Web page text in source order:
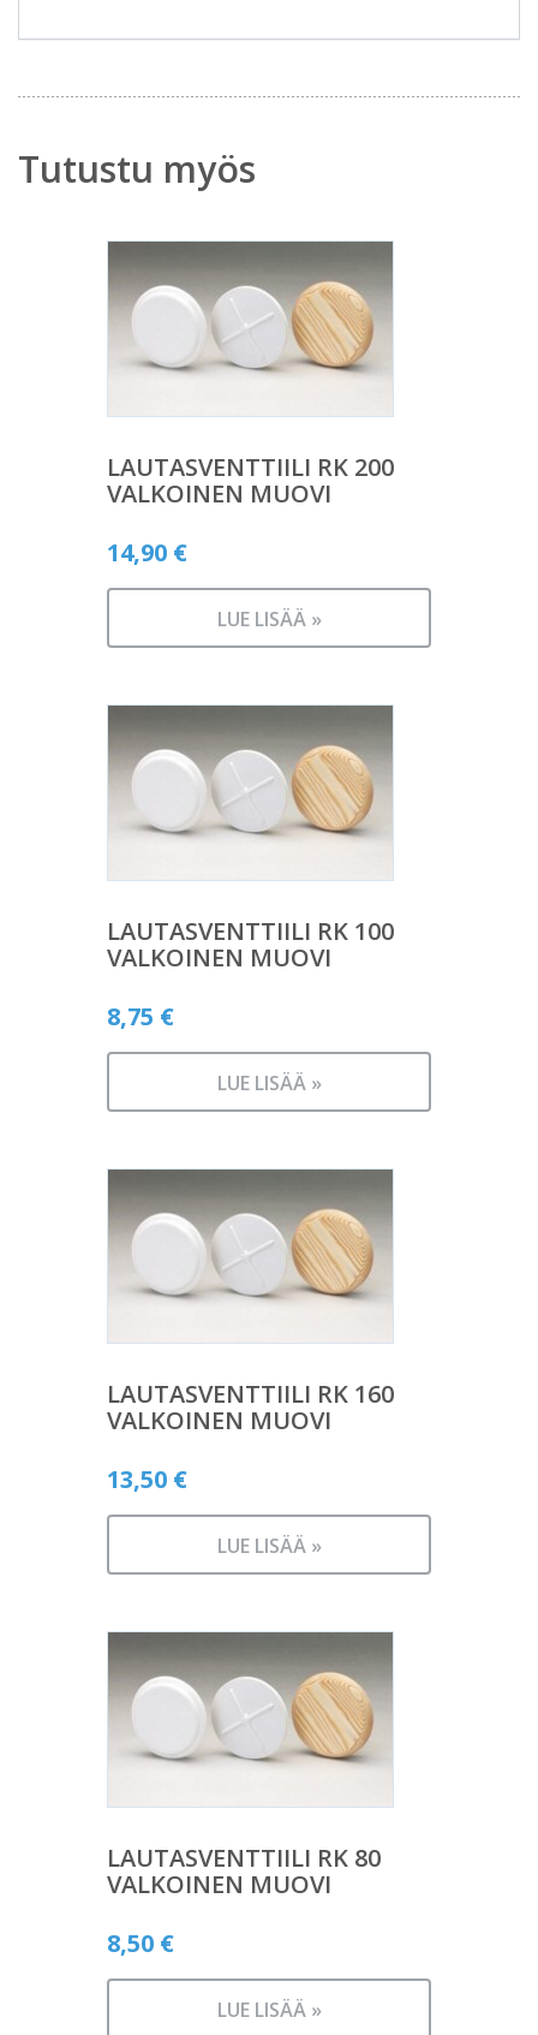
Tutustu myös
LAUTASVENTTIILI RK 200
VALKOINEN MUOVI
14,90 €
LUE LISÄÄ »
LAUTASVENTTIILI RK 100
VALKOINEN MUOVI
8,75 €
LUE LISÄÄ »
LAUTASVENTTIILI RK 160
VALKOINEN MUOVI
13,50 €
LUE LISÄÄ »
LAUTASVENTTIILI RK 80
VALKOINEN MUOVI
8,50 €
LUE LISÄÄ »